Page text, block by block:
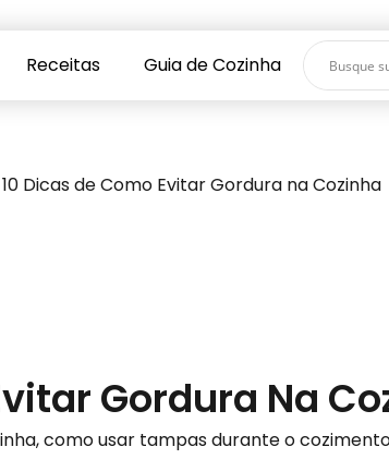
Receitas Guia de Cozinha
10 Dicas de Como Evitar Gordura na Cozinha
Gordura Na
como usar tampas durante o